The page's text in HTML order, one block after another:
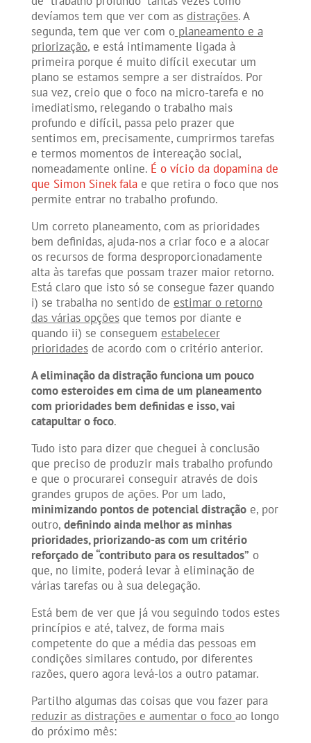
devíamos tem que ver com as distrações. A
segunda, tem que ver com oplaneamento e a
priorização, e está intimamente ligada à
primeira porque é muito difícil executar um
plano se estamos sempre a ser distraídos. Por
sua vez, creio que o foco na micro-tarefa e no
imediatismo, relegando o trabalho mais
profundo e difícil, passa pelo prazer que
sentimos em, precisamente, cumprirmos tarefas
e termos momentos de intereação social,
nomeadamente online. É o vício da dopamina de
que Simon Sinek falae que retira o foco que nos
permite entrar no trabalho profundo.
Um correto planeamento, com as prioridades
bem definidas, ajuda-nos a criar foco e a alocar
os recursos de forma desproporcionadamente
alta às tarefas que possam trazer maior retorno.
Está claro que isto só se consegue fazer quando
i) se trabalha no sentido de estimar o retorno
das várias opçõesque temos por diante e
quando ii) se conseguem estabelecer
prioridadesde acordo com o critério anterior.
A eliminação da distração funciona um pouco
como esteroides em cima de um planeamento
com prioridades bem definidas e isso, vai
catapultar o foco.
Tudo isto para dizer que cheguei à conclusão
que preciso de produzir mais trabalho profundo
e que o procurarei conseguir através de dois
grandes grupos de ações. Por um lado,
minimizando pontos de potencial distraçãoe, por
outro, definindo ainda melhor as minhas
prioridades, priorizando-as com um critério
reforçado de “contributo para os resultados” o
que, no limite, poderá levar à eliminação de
várias tarefas ou à sua delegação.
Está bem de ver que já vou seguindo todos estes
princípios e até, talvez, de forma mais
competente do que a média das pessoas em
condições similares contudo, por diferentes
razões, quero agora levá-los a outro patamar.
Partilho algumas das coisas que vou fazer para
reduzir as distrações e aumentar o foco ao longo
do próximo mês: